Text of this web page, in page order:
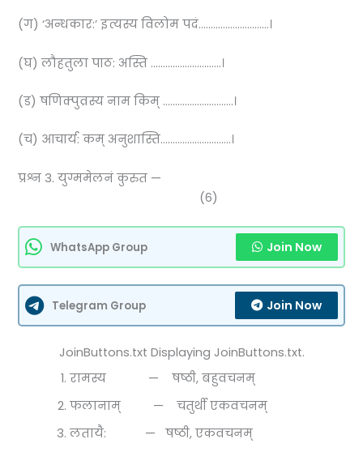
(ग) ‘अन्धकार:’ इत्यस्य विलोम पदं………………………..।
(घ) लौहतुला पाठ: अस्ति ………………………..।
(ड) षणिक्पुव्रस्य नाम किम् ………………………..।
(च) आचार्य: कम् अनुशास्ति………………………..।
प्रश्न 3. युग्ममेलनं कुरुत —
(6)
WhatsApp Group Join Now
Telegram Group Join Now
JoinButtons.txt Displaying JoinButtons.txt.
रामस्य — षष्ठी, बहुवचनम्
फलानाम् — चतुर्थी एकवचनम्
लतायै: — षष्ठी, एकवचनम्